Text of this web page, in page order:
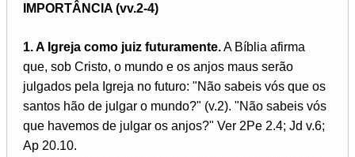
IMPORTÂNCIA (vv.2-4)
1. A Igreja como juiz futuramente.A Bíblia afirma
que, sob Cristo, o mundo e os anjos maus serão
julgados pela Igreja no futuro: "Não sabeis vós que os
santos hão de julgar o mundo?" (v.2). "Não sabeis vós
que havemos de julgar os anjos?" Ver 2Pe 2.4; Jd v.6;
Ap 20.10.